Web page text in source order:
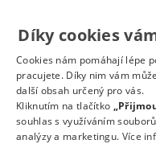
Strojírenství
Technika a elektrotechnika
Tvůrčí práce a design
Výroba
Vzdělávání a školství
Zdravotnictví
Zemědělství, lesnictví a
Díky cookies
Cookies nám pomáhají lépe
pracujete. Díky nim vám
další obsah určený pro vás.
Kliknutím na tlačítko
souhlas s využíváním
analýzy a marketingu. Více